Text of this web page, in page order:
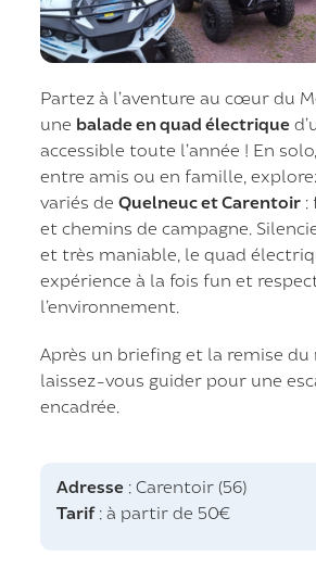
Partez à l’aventure au cœur du
une balade en quad électrique
accessible toute l’année ! En
entre amis ou en famille,
variés deQuelneuc et Carentoir :
et chemins de campagne.
et très maniable, le quad
expérience à la fois fun et
l’environnement.
Après un briefing et la remise du
laissez-vous guider pour une
encadrée.
Adresse : Carentoir (56)
Tarif: à partir de 50€